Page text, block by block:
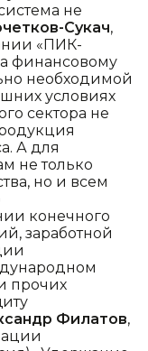
не
Сукач,
«ПИК-
финансовому
необходимой
условиях
сектора не
А для
не только
но и всем
конечного
заработной
прочих
Филатов,